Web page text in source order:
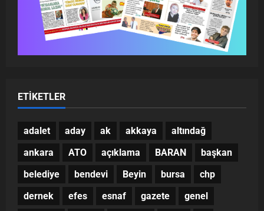
ETIKETLER
adalet aday ak akkaya
altındağ
ankara
ATO açıklama BARAN
başkan
belediye
bendevi Beyin bursa
chp
dernek
efes esnaf gazete
genel